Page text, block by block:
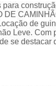
de
Leve.
se destacar